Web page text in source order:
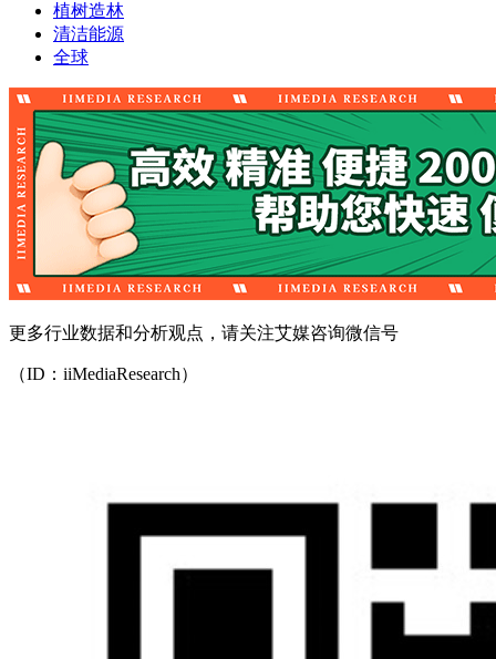
植树造林
清洁能源
全球
更多行业数据和分析观点，请关注艾媒咨询微信号
（ID：iiMediaResearch）